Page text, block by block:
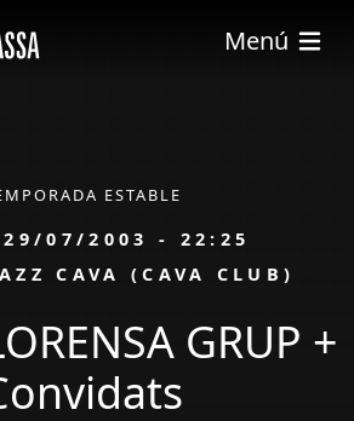
Menú
ESTABLE
29/07/2003 - 22:25
CAVA (CAVA CLUB)
GRUP +